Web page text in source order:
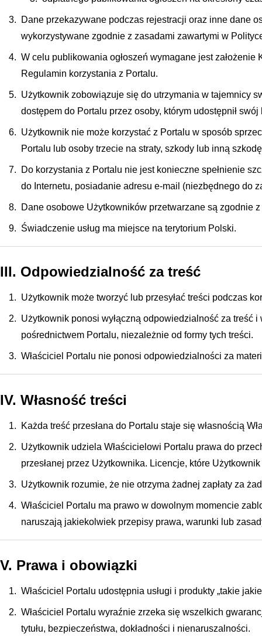
Dane przekazywane podczas rejestracji oraz inne dane
wykorzystywane zgodnie z zasadami zawartymi w
W celu publikowania ogłoszeń wymagane jest
Regulamin korzystania z Portalu.
Użytkownik zobowiązuje się do utrzymania w tajemnicy
dostępem do Portalu przez osoby, którym udostępnił swój
Użytkownik nie może korzystać z Portalu w sposób
Portalu lub osoby trzecie na straty, szkody lub inną
Do korzystania z Portalu nie jest konieczne spełnienie
do Internetu, posiadanie adresu e-mail (niezbędnego do
Dane osobowe Użytkowników przetwarzane są zgodnie
Świadczenie usług ma miejsce na terytorium Polski.
III. Odpowiedzialność za treść
Użytkownik może tworzyć lub przesyłać treści podczas
Użytkownik ponosi wyłączną odpowiedzialność za treść
pośrednictwem Portalu, niezależnie od formy tych treści.
Właściciel Portalu nie ponosi odpowiedzialności za
IV. Własność treści
Każda treść przesłana do Portalu staje się własnością
Użytkownik udziela Właścicielowi Portalu prawa do
przesłanej przez Użytkownika. Licencje, które
Użytkownik rozumie, że nie otrzyma żadnej zapłaty za
Właściciel Portalu ma prawo w dowolnym momencie
naruszają jakiekolwiek przepisy prawa, warunki lub
V. Prawa i obowiązki
Właściciel Portalu udostępnia usługi i produkty „takie
Właściciel Portalu wyraźnie zrzeka się wszelkich
tytułu, bezpieczeństwa, dokładności i nienaruszalności.